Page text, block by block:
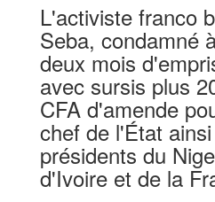
L'activiste franco
Seba, condamné
deux mois
avec sursis plus
CFA d'amende
chef de l'État
présidents du
d'Ivoire et de la